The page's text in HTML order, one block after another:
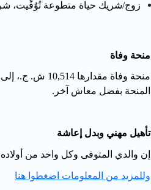
زوج/شريك حياة متطوعة تُوُفِّيت،
منحة وفاة
منحة وفاة مقدارها 10,514 ش. ج.، إلى
المنحة بفضل معاش آخر.
تأهيل مهني وبدل إعاشة
إن والدي المتوفى وكل واحد من أولاده قد بلغ عمره 18، يستحقون تأهيلا مهنيا، بما
وللمزيد من المعلومات اضغطوا هنا